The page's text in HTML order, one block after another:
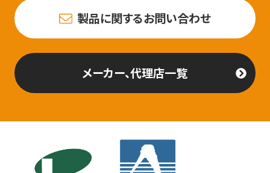
製品に関するお問い合わせ
メーカー、代理店一覧